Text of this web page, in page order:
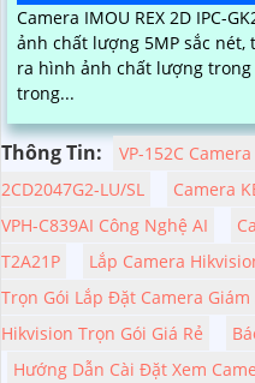
Camera IMOU REX 2D IPC-
ảnh chất lượng 5MP sắc
ra hình ảnh chất lượng trong
trong...
Thông Tin: VP-152C
2CD2047G2-LU/SL
Camera
VPH-C839AI Công Nghệ AI
T2A21P
Lắp Camera
Trọn Gói Lắp Đặt Camera Giám
Hikvision Trọn Gói Giá Rẻ
Hướng Dẫn Cài Đặt Xem